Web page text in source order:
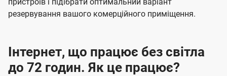
резервування вашого комерційного приміщення.
Інтернет, що працює без світла
до 72 годин. Як це працює?